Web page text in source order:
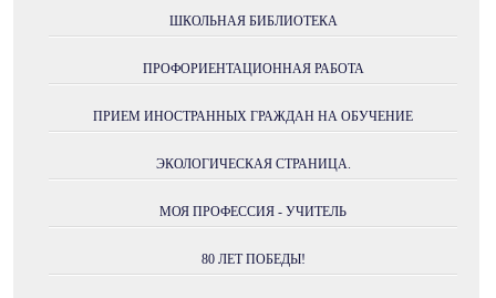
ШКОЛЬНАЯ БИБЛИОТЕКА
ПРОФОРИЕНТАЦИОННАЯ РАБОТА
ПРИЕМ ИНОСТРАННЫХ ГРАЖДАН НА ОБУЧЕНИЕ
ЭКОЛОГИЧЕСКАЯ СТРАНИЦА.
МОЯ ПРОФЕССИЯ - УЧИТЕЛЬ
80 ЛЕТ ПОБЕДЫ!